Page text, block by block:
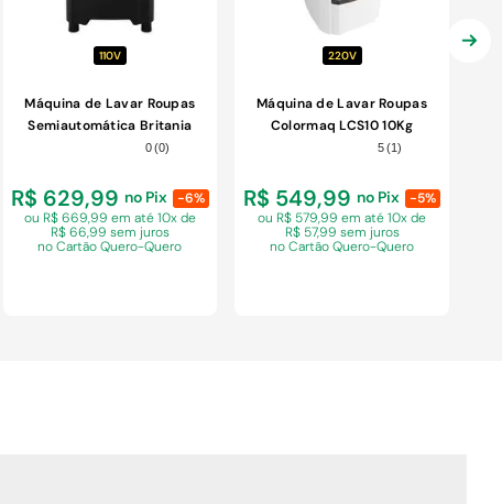
110V
Máquina de Lavar Roupas
Semiautomática Britania
BLT22P 20,6Kg Preta 110V
0(0)
R$ 629,99 no Pix
-6%
ou R$ 669,99 em até 10x de
R$ 66,99 sem juros
no Cartão Quero-Quero
220V
Máquina de Lavar Roupas
Colormaq LCS10 10Kg
Branco 220V
5 (1)
R$ 549,99 no Pix
-5%
ou R$ 579,99 ematé 10x de
R$ 57,99 sem juros
no Cartão Quero-Quero